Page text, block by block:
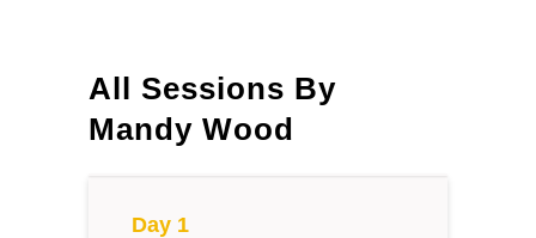
All Sessions By
Mandy Wood
Day 1